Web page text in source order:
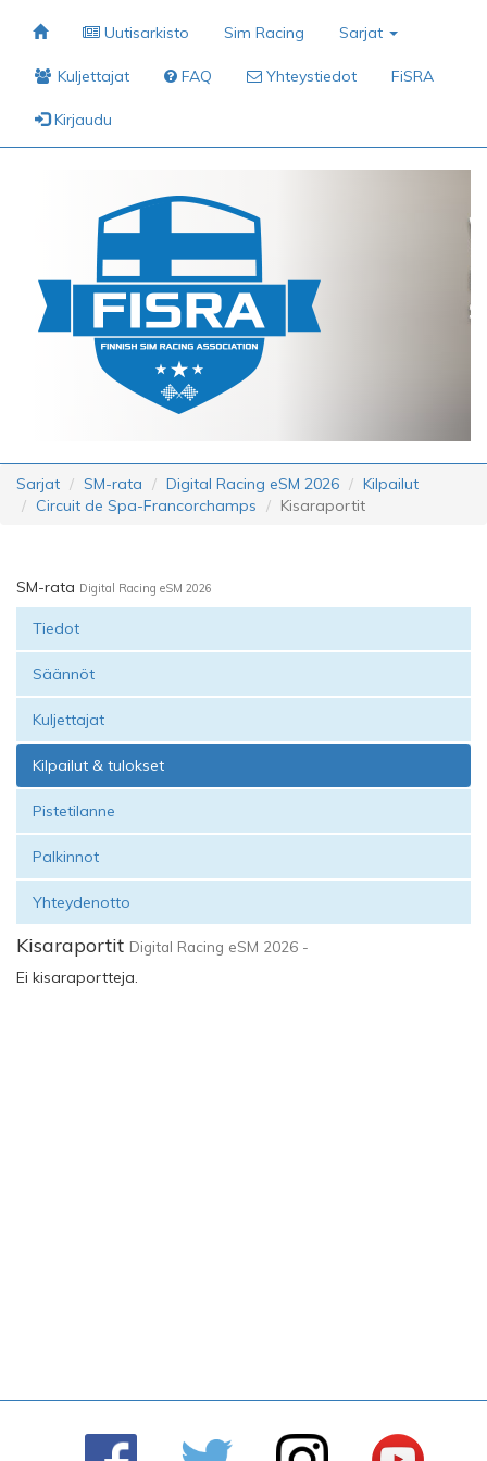
Uutisarkisto Sim Racing Sarjat
Kuljettajat FAQ Yhteystiedot FiSRA
Kirjaudu
Sarjat SM-rata Digital Racing eSM 2026
Kilpailut
Circuit de Spa-Francorchamps‎
Kisaraportit
SM-rata Digital Racing eSM 2026
Tiedot
Säännöt
Kuljettajat
Kilpailut & tulokset
Pistetilanne
Palkinnot
Yhteydenotto
Kisaraportit Digital Racing eSM 2026 -
Ei kisaraportteja.